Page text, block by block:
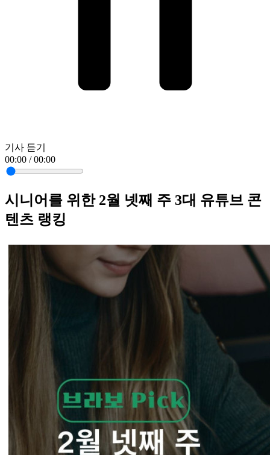
기사 듣기
00:00 / 00:00
시니어를 위한 2월 넷째 주 3대 유튜브 콘
텐츠 랭킹